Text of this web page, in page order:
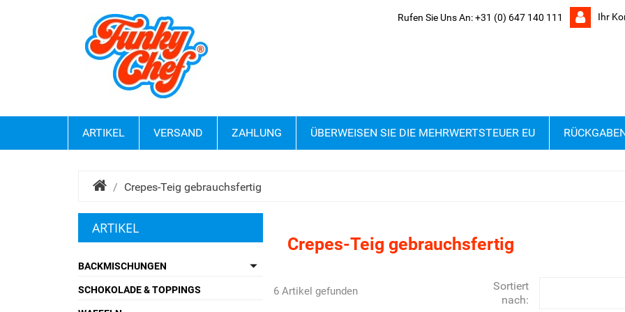
Ihr
Rufen Sie Uns An:+31 (0) 647 140 111
ARTIKEL VERSAND ZAHLUNG ÜBERWEISEN SIE DIE MEHRWERTSTEUER EU
Crepes-Teig gebrauchsfertig
ARTIKEL

BACKMISCHUNGEN
SCHOKOLADE & TOPPINGS
Crepes-Teig gebrauchsfertig
6 Artikel gefunden
Sortiert
nach: